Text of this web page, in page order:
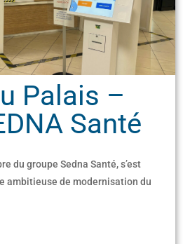
Palais –
Santé
du groupe Sedna Santé, s’est
ambitieuse de modernisation du